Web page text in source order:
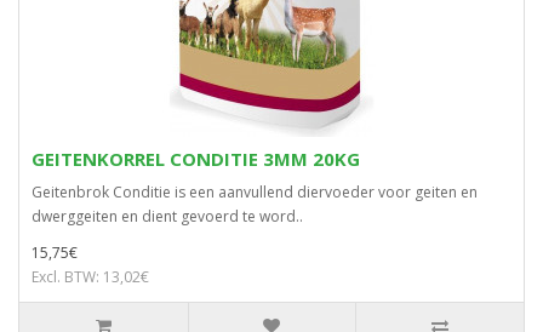
GEITENKORREL CONDITIE 3MM 20KG
Geitenbrok Conditie is een aanvullend diervoeder voor geiten en
dwerggeiten en dient gevoerd te word..
15,75€
Excl. BTW: 13,02€